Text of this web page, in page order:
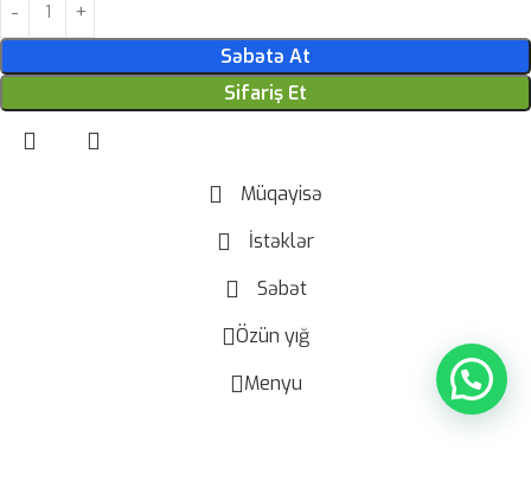
Səbətə At
Sifariş Et
Müqayisə
İstəklər
Səbət
Özün yığ
Menyu